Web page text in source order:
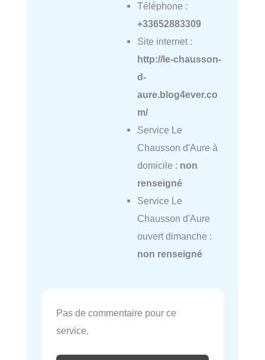
Téléphone :
+33652883309
Site internet :
http://le-chausson-
d-
aure.blog4ever.co
m/
Service Le
Chausson d'Aure à
domicile : non
renseigné
Service Le
Chausson d'Aure
ouvert dimanche :
non renseigné
Pas de commentaire pour ce
service.